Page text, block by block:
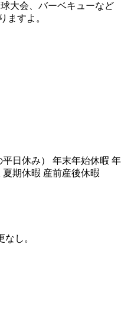
大会、バーベキューなど
ますよ。
日休み） 年末年始休暇 年
期休暇 産前産後休暇
し。